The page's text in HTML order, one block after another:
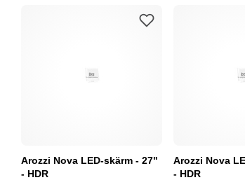
Arozzi Nova LED-skärm - 27"
- HDR
Arozzi Nova
- HDR